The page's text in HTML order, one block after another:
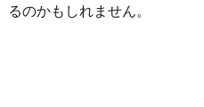
るのかもしれません。